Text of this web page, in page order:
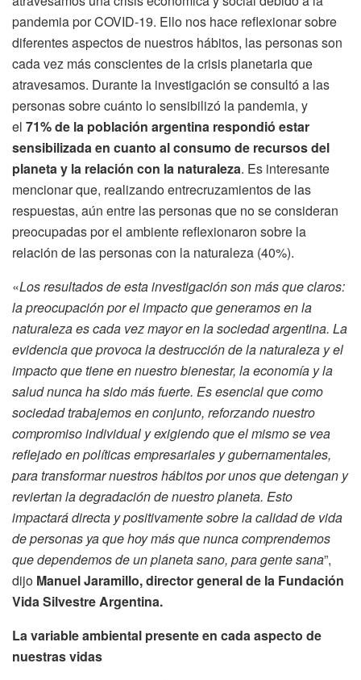
pandemia por COVID-19. Ello nos hace reflexionar sobre
diferentes aspectos de nuestros hábitos, las personas son
cada vez más conscientes de la crisis planetaria que
atravesamos. Durante la investigación se consultó a las
personas sobre cuánto lo sensibilizó la pandemia, y
el 71% de la población argentina respondió estar
sensibilizada en cuanto al consumo de recursos del
planeta y la relación con la naturaleza. Es interesante
mencionar que, realizando entrecruzamientos de las
respuestas, aún entre las personas que no se consideran
preocupadas por el ambiente reflexionaron sobre la
relación de las personas con la naturaleza (40%).
«Los resultados de esta investigación son más que claros:
la preocupación por el impacto que generamos en la
naturaleza es cada vez mayor en la sociedad argentina. La
evidencia que provoca la destrucción de la naturaleza y el
impacto que tiene en nuestro bienestar, la economía y la
salud nunca ha sido más fuerte. Es esencial que como
sociedad trabajemos en conjunto, reforzando nuestro
compromiso individual y exigiendo que el mismo se vea
reflejado en políticas empresariales y gubernamentales,
para transformar nuestros hábitos por unos que detengan y
reviertan la degradación de nuestro planeta. Esto
impactará directa y positivamente sobre la calidad de vida
de personas ya que hoy más que nunca comprendemos
que dependemos de un planeta sano, para gente sana”,
dijo Manuel Jaramillo, director general de la Fundación
Vida Silvestre Argentina.
La variable ambiental presente en cada aspecto de
nuestras vidas